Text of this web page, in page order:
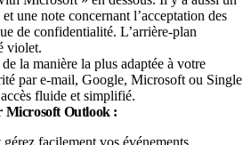
la manière la plus adaptée à votre
par e-mail, Google, Microsoft ou Single
fluide et simplifié.
Microsoft Outlook :
facilement vos événements